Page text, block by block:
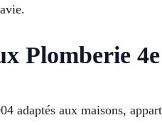
Plomberie
adaptés aux maisons,